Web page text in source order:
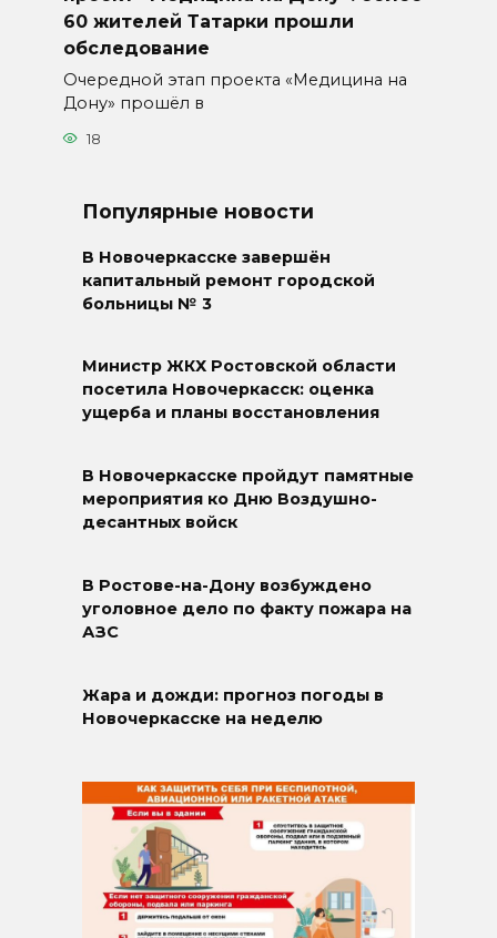
60 жителей Татарки прошли
обследование
Очередной этап проекта «Медицина на
Дону» прошёл в
18
Популярные новости
В Новочеркасске завершён
капитальный ремонт городской
больницы № 3
Министр ЖКХ Ростовской области
посетила Новочеркасск: оценка
ущерба и планы восстановления
В Новочеркасске пройдут памятные
мероприятия ко Дню Воздушно-
десантных войск
В Ростове-на-Дону возбуждено
уголовное дело по факту пожара на
АЗС
Жара и дожди: прогноз погоды в
Новочеркасске на неделю